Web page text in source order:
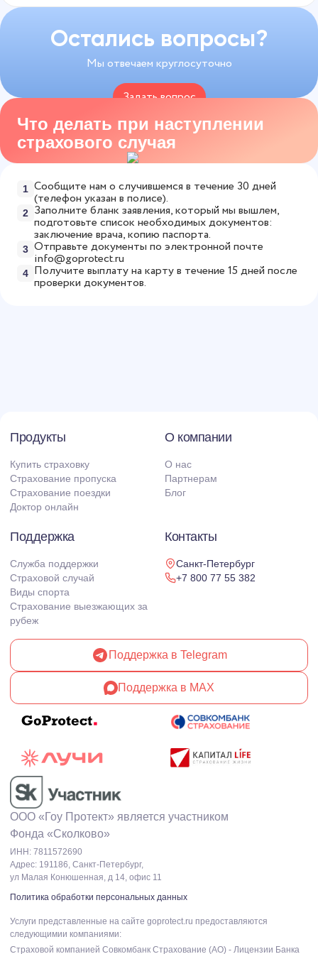
суммы 50 000 рублей, выплата при средней
травме будет 2 500 рублей. В случае трагических
событий, которые, к сожалению, случаются,
компенсацию получат родственники
застрахованного.
доступны 24/7 — без записи и очередей.
минуту вонлайн-калькуляторе.
одного, нескольких дней и до года, и участвуйте
в любых соревнованиях в этот период.
Остались вопросы?
Мы отвечаем круглосуточно
Задать вопрос
8 800 775-53-82
Что делать при наступлении
страхового случая
1 Сообщите нам о случившемся в течение 30 дней
(телефон указан в полисе).
2 Заполните бланк заявления, который мы вышлем,
подготовьте список необходимых документов:
заключение врача, копию паспорта.
3 Отправьте документы по электронной почте
info@goprotect.ru
4 Получите выплату на карту в течение 15 дней после
проверки документов.
О компании
О нас
Партнерам
Блог
Поддержка
Служба поддержки
Страховой случай
Виды спорта
Страхование выезжающих за
рубеж
Продукты
Купить страховку
Страхование пропуска
Страхование поездки
Доктор онлайн
Контакты
Санкт-Петербург
+7 800 77 55 382
Поддержка в Telegram
Поддержка в MAX
ООО «Гоу Протект» является участником
Фонда «Сколково»
ИНН: 7811572690
Адрес: 191186, Санкт-Петербург,
ул Малая Конюшенная, д 14, офис 11
Политика обработки персональных данных
Услуги представленные на сайте goprotect.ru предоставляются
следующимии компаниями:
Cтраховой компанией Cовкомбанк Страхование (АО) - Лицензии Банка